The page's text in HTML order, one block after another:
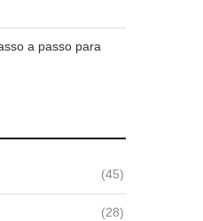
a passo para
(45)
(28)